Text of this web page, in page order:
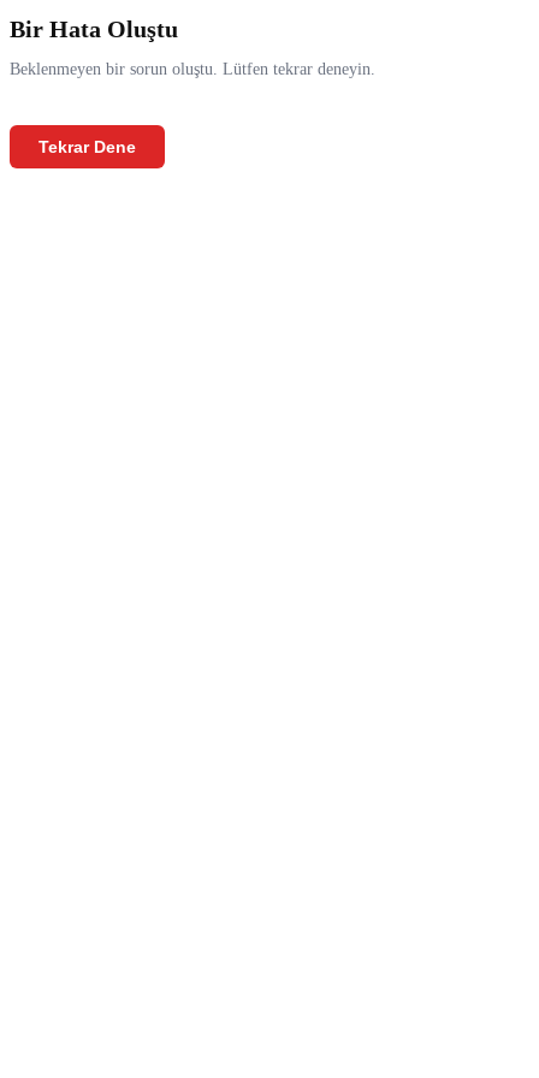
Bir Hata Oluştu
Beklenmeyen bir sorun oluştu. Lütfen tekrar deneyin.
Tekrar Dene